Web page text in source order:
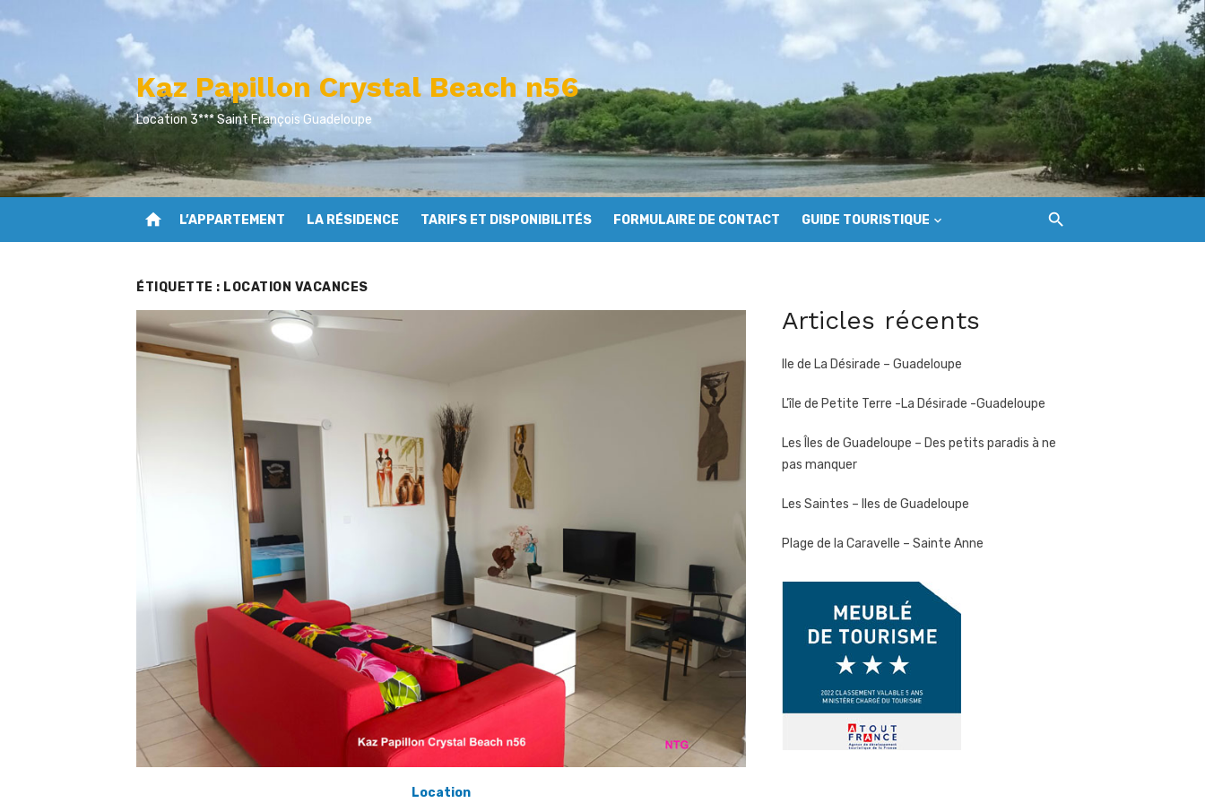
to
Kaz Papillon Crystal Beach n56
Location 3*** Saint François Guadeloupe
home L’APPARTEMENT LA RÉSIDENCE TARIFS ET DISPONIBILITÉS FORMULAIRE DE CONTACT GUIDE TOURISTIQUE
ÉTIQUETTE : LOCATION VACANCES
Location
Articles récents
Ile de La Désirade – Guadeloupe
L’île de Petite Terre -La Désirade -Guadeloupe
Les Îles de Guadeloupe – Des petits paradis à ne
pas manquer
Les Saintes – Iles de Guadeloupe
Plage de la Caravelle – Sainte Anne